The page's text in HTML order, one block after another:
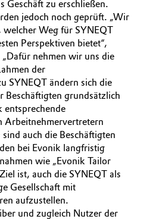
Geschäft zu erschließen.
jedoch noch geprüft. „Wir
welcher Weg für SYNEQT
Perspektiven bietet“,
nehmen wir uns die
der
SYNEQT ändern sich die
Beschäftigten grundsätzlich
entsprechende
Arbeitnehmervertretern
auch die Beschäftigten
bei Evonik langfristig
wie „Evonik Tailor
ist, auch die SYNEQT als
Gesellschaft mit
aufzustellen.
und zugleich Nutzer der